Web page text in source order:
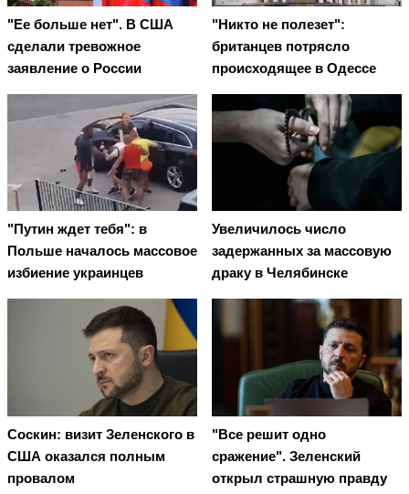
"Ее больше нет". В США
сделали тревожное
заявление о России
"Никто не полезет":
британцев потрясло
происходящее в Одессе
"Путин ждет тебя": в
Польше началось массовое
избиение украинцев
Увеличилось число
задержанных за массовую
драку в Челябинске
Соскин: визит Зеленского в
США оказался полным
провалом
"Все решит одно
сражение". Зеленский
открыл страшную правду